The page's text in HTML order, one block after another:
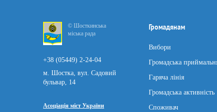
© Шосткинська
міська рада
+38 (05449) 2-24-04
м. Шостка, вул. Садовий
бульвар, 14
Асоціація міст України
Громадянам
Вибори
Громадська
Гаряча лінія
Громадська активність
Споживач